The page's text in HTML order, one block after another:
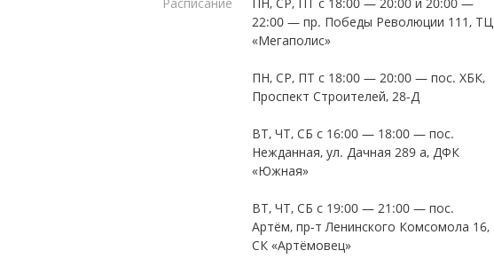
22:00 — пр. Победы Революции 111, ТЦ
«Мегаполис»
ПН, СР, ПТ с 18:00 — 20:00 — пос. ХБК,
Проспект Строителей, 28-Д
ВТ, ЧТ, СБ с 16:00 — 18:00 — пос.
Нежданная, ул. Дачная 289 а, ДФК
«Южная»
ВТ, ЧТ, СБ с 19:00 — 21:00 — пос.
Артём, пр-т Ленинского Комсомола 16,
СК «Артёмовец»